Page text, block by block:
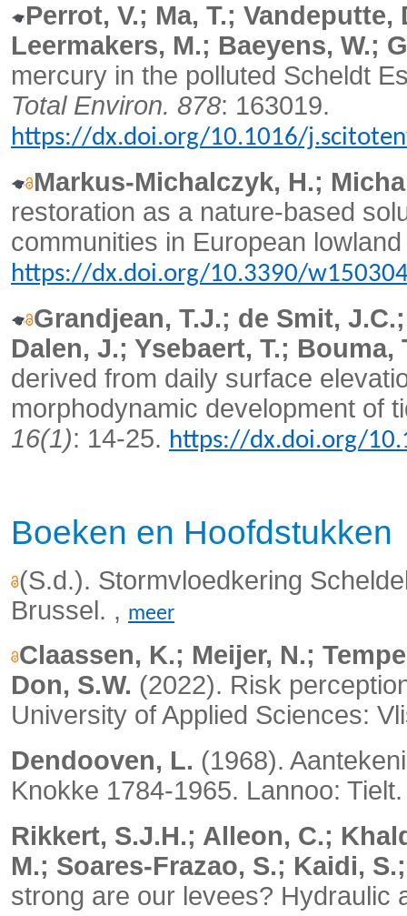
Perrot, V.; Ma, T.;
Leermakers, M.; Baeyens, W.;
mercury in the polluted Scheldt
Total Environ. 878: 163019.
https://dx.doi.org/10.1016/
Markus-Michalczyk, H.;
restoration as a nature-based
communities in European
https://dx.doi.org/10.3390/
Grandjean, T.J.; de Smit,
Dalen, J.; Ysebaert, T.; Bouma,
derived from daily surface
morphodynamic development of
16(1): 14-25. https://dx.doi.org/
Boeken en Hoofdstukken
(S.d.). Stormvloedkering
Brussel. , meer
Claassen, K.; Meijer, N.;
Don, S.W. (2022). Risk
University of Applied Sciences:
Dendooven, L. (1968).
Knokke 1784-1965. Lannoo:
Rikkert, S.J.H.; Alleon, C.;
M.; Soares-Frazao, S.; Kaidi,
strong are our levees? Hydraulic